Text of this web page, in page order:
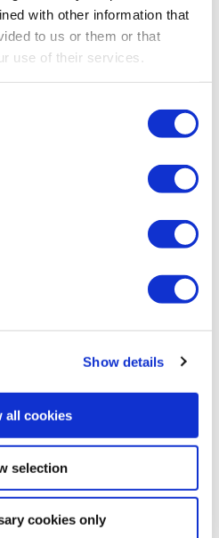
with other information that
to us or them or that
use of their services.
Show details
all cookies
selection
cookies only